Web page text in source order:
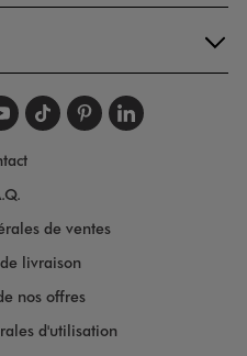
sur
nous sur
nous sur
Suivez-nous
Suivez-nous
Suivez-
de ventes
livraison
nos offres
d'utilisation